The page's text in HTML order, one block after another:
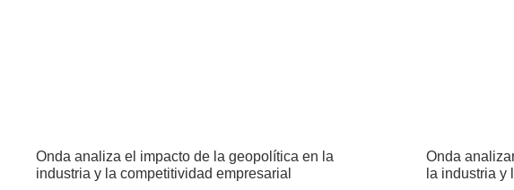
Onda analiza el impacto de la geopolítica en la
industria y la competitividad empresarial
Onda
la industria y